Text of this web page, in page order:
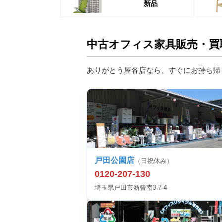
新品
中古オフィス家具販売・
ありがとう屋各店なら、すぐにお持ち
戸田公園店 （日祝休み）
0120-207-130
埼玉県戸田市新曾南3-7-4